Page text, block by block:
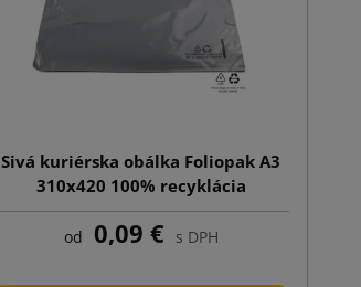
Sivá kuriérska obálka Foliopak A3
310x420 100% recyklácia
od 0,09 € s DPH